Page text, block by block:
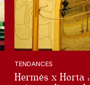
TENDANCES
Hermès x Horta